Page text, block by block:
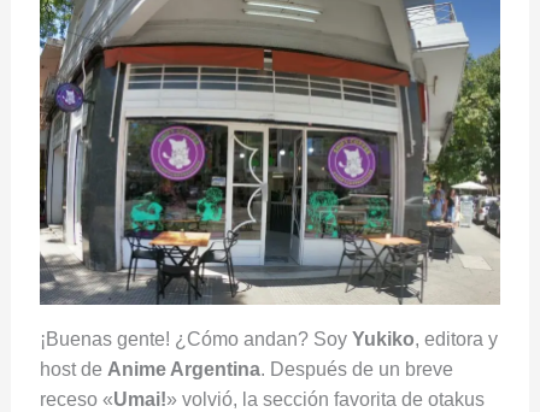
¡Buenas gente! ¿Cómo andan? Soy Yukiko, editora y
host de Anime Argentina. Después de un breve
receso «Umai!» volvió, la sección favorita de otakus